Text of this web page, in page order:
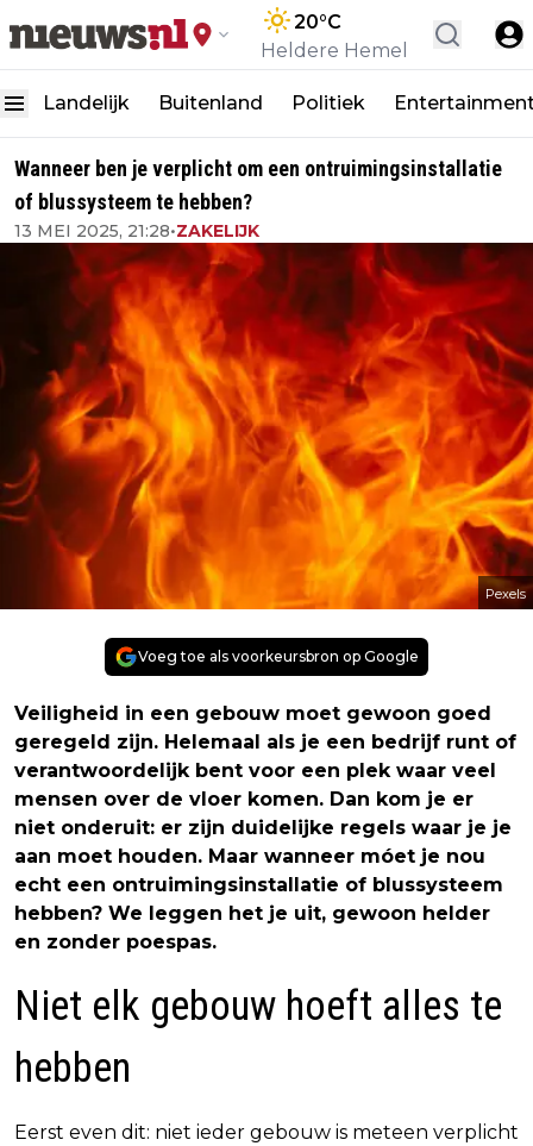
20°C
Heldere Hemel
Landelijk Buitenland Politiek
Wanneer ben je verplicht om een ontruimingsinstallatie
of blussysteem te hebben?
13 MEI 2025, 21:28•ZAKELIJK
Pexels
Voeg toe als voorkeursbron op Google
Veiligheid in een gebouw moet gewoon goed
geregeld zijn. Helemaal als je een bedrijf runt of
verantwoordelijk bent voor een plek waar veel
mensen over de vloer komen. Dan kom je er
niet onderuit: er zijn duidelijke regels waar je je
aan moet houden. Maar wanneer móet je nou
echt een ontruimingsinstallatie of blussysteem
hebben? We leggen het je uit, gewoon helder
en zonder poespas.
Niet elk gebouw hoeft alles te
hebben
Eerst even dit: niet ieder gebouw is meteen verplicht